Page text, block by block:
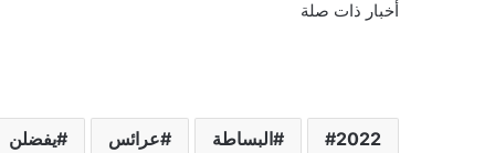
أخبار ذات صلة
2022 البساطة عرائس يفضلن